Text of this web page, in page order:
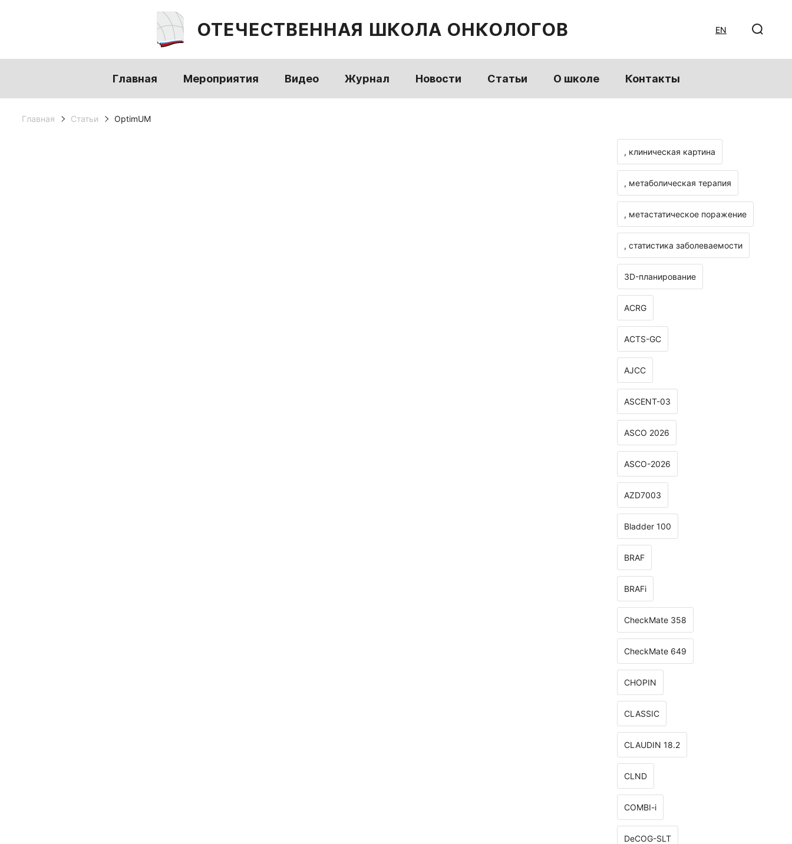
ОТЕЧЕСТВЕННАЯ ШКОЛА ОНКОЛОГОВ EN
Главная Мероприятия Видео Журнал Новости Статьи О школе Контакты
Главная Статьи OptimUM
, клиническая картина
, метаболическая терапия
, метастатическое поражение
, статистика заболеваемости
3D-планирование
ACRG
ACTS-GC
AJCC
ASCENT-03
ASCO 2026
ASCO-2026
AZD7003
Bladder 100
BRAF
BRAFi
CheckMate 358
CheckMate 649
CHOPIN
CLASSIС
CLAUDIN 18.2
CLND
COMBI-i
DeCOG-SLT